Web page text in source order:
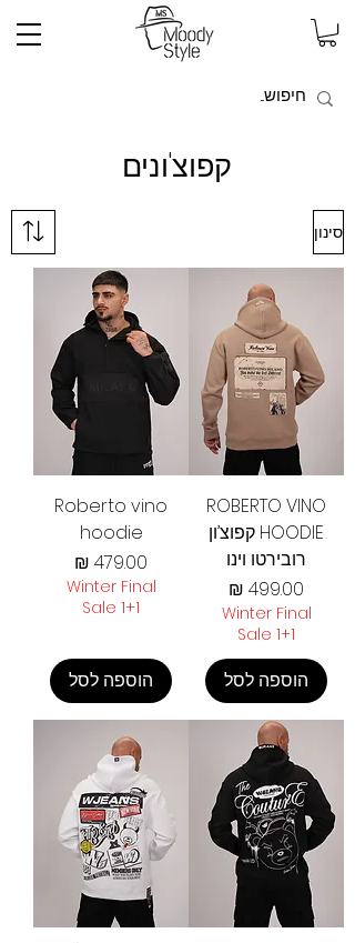
קפוצ'ונים
סינון
ROBERTO VINO
HOODIE קפוצ’ון
רובירטו וינו
מחיר
Winter Final
Sale 1+1
הוספה לסל
Roberto vino
hoodie
מחיר
Winter Final
Sale 1+1
הוספה לסל